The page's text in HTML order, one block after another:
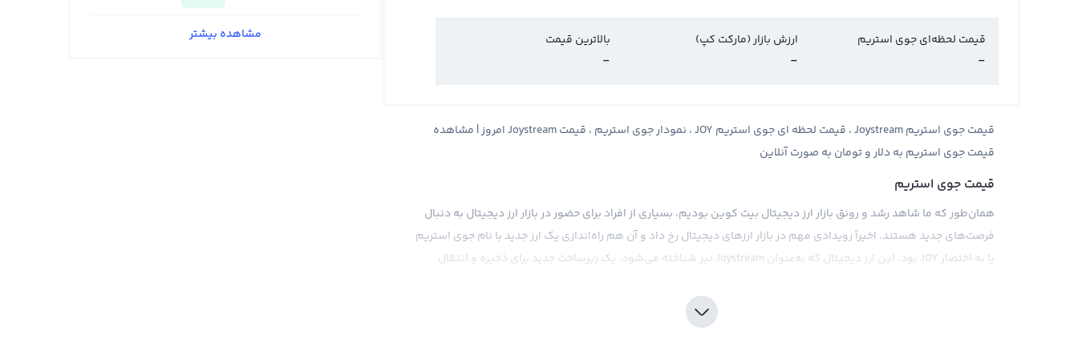
قیمت لحظه‌ای جوی استریم
-
ارزش بازار (مارکت کپ)
-
بالاترین قیمت
-
قیمت جوی استریم Joystream ، قیمت لحظه ای جوی استریم JOY ، نمودار جوی استریم ، قیمت Joystream امروز | مشاهده
قیمت جوی استریم به دلار و تومان به صورت آنلاین
قیمت جوی استریم
همان‌طور که ما شاهد رشد و رونق بازار ارز دیجیتال بیت کوین بودیم، بسیاری از افراد برای حضور در بازار ارز دیجیتال به دنبال
فرصت‌های جدید هستند. اخیراً رویدادی مهم در بازار ارز‌های دیجیتال رخ داد و آن هم راه‌اندازی یک ارز جدید با نام جوی استریم
یا به اختصار JOY بود. این ارز دیجیتال که به‌عنوان Joystream نیز شناخته می‌شود، یک زیرساخت جدید برای ذخیره و انتقال
مشابه با سایر ارز‌های دیجیتال، قیمت جوی استریم نیز توسط عواملی مانند عرضه و تقاضا، بحث‌های اقتصادی و سیاسی و حتی
مشاهده بیشتر